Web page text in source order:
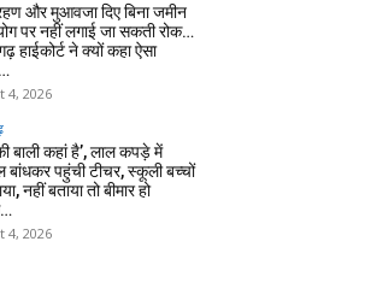
और मुआवजा दिए बिना जमीन
पर नहीं लगाई जा सकती रोक…
हाईकोर्ट ने क्यों कहा ऐसा
4, 2026
बाली कहां है’, लाल कपड़े में
बांधकर पहुंची टीचर, स्कूली बच्चों
नहीं बताया तो बीमार हो
4, 2026